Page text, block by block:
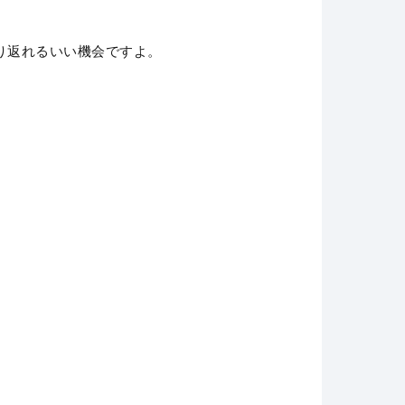
れるいい機会ですよ。